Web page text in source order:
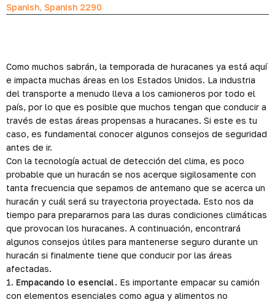
Spanish, Spanish 2290
Como muchos sabrán, la temporada de huracanes ya está aquí
e impacta muchas áreas en los Estados Unidos. La industria
del transporte a menudo lleva a los camioneros por todo el
país, por lo que es posible que muchos tengan que conducir a
través de estas áreas propensas a huracanes. Si este es tu
caso, es fundamental conocer algunos consejos de seguridad
antes de ir.
Con la tecnología actual de detección del clima, es poco
probable que un huracán se nos acerque sigilosamente con
tanta frecuencia que sepamos de antemano que se acerca un
huracán y cuál será su trayectoria proyectada. Esto nos da
tiempo para prepararnos para las duras condiciones climáticas
que provocan los huracanes. A continuación, encontrará
algunos consejos útiles para mantenerse seguro durante un
huracán si finalmente tiene que conducir por las áreas
afectadas.
1. Empacando lo esencial. Es importante empacar su camión
con elementos esenciales como agua y alimentos no